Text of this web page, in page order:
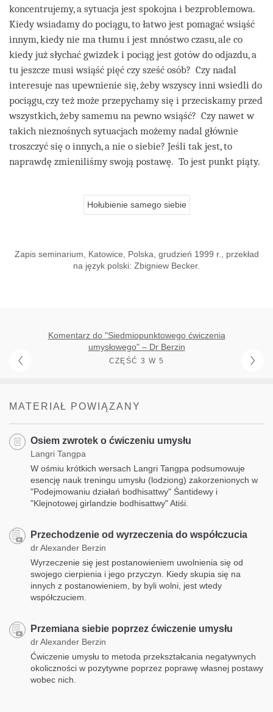
koncentrujemy, a sytuacja jest spokojna i bezproblemowa.
Kiedy wsiadamy do pociągu, to łatwo jest pomagać wsiąść
innym, kiedy nie ma tłumu i jest mnóstwo czasu, ale co
kiedy już słychać gwizdek i pociąg jest gotów do odjazdu, a
tu jeszcze musi wsiąść pięć czy sześć osób? Czy nadal
interesuje nas upewnienie się, żeby wszyscy inni wsiedli do
pociągu, czy też może przepychamy się i przeciskamy przed
wszystkich, żeby samemu na pewno wsiąść? Czy nawet w
takich nieznośnych sytuacjach możemy nadal głównie
troszczyć się o innych, a nie o siebie? Jeśli tak jest, to
naprawdę zmieniliśmy swoją postawę. To jest punkt piąty.
Hołubienie samego siebie
Zapis seminarium, Katowice, Polska, grudzień 1999 r., przekład
na język polski: Zbigniew Becker.
Komentarz do "Siedmiopunktowego ćwiczenia
umysłowego" – Dr Berzin
CZĘŚĆ 3 W 5
MATERIAŁ POWIĄZANY
Osiem zwrotek o ćwiczeniu umysłu
Langri Tangpa
W ośmiu krótkich wersach Langri Tangpa podsumowuje
esencję nauk treningu umysłu (lodziong) zakorzenionych w
"Podejmowaniu działań bodhisattwy" Śantidewy i
"Klejnotowej girlandzie bodhisattwy" Atiśi.
Przechodzenie od wyrzeczenia do współczucia
dr Alexander Berzin
Wyrzeczenie się jest postanowieniem uwolnienia się od
swojego cierpienia i jego przyczyn. Kiedy skupia się na
innych z postanowieniem, by byli wolni, jest wtedy
współczuciem.
Przemiana siebie poprzez ćwiczenie umysłu
dr Alexander Berzin
Ćwiczenie umysłu to metoda przekształcania negatywnych
okoliczności w pozytywne poprzez poprawę własnej postawy
wobec nich.